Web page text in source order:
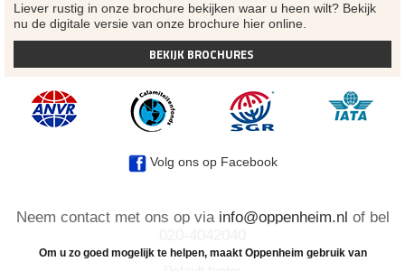
Liever rustig in onze brochure bekijken waar u heen wilt? Bekijk
nu de digitale versie van onze brochure hier online.
BEKIJK BROCHURES
Volg ons op Facebook
Neem contact met ons op via info@oppenheim.nl of bel
Om u zo goed mogelijk te helpen, maakt Oppenheim gebruik van